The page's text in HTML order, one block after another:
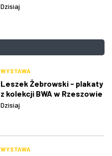
Dzisiaj
WYSTAWA
Leszek Żebrowski - plakaty
z kolekcji BWA w Rzeszowie
Dzisiaj
WYSTAWA